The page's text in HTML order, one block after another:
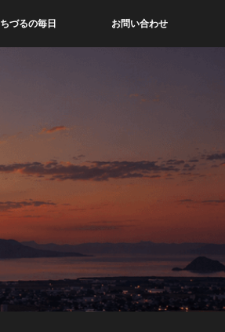
ちづるの毎日 お問い合わせ